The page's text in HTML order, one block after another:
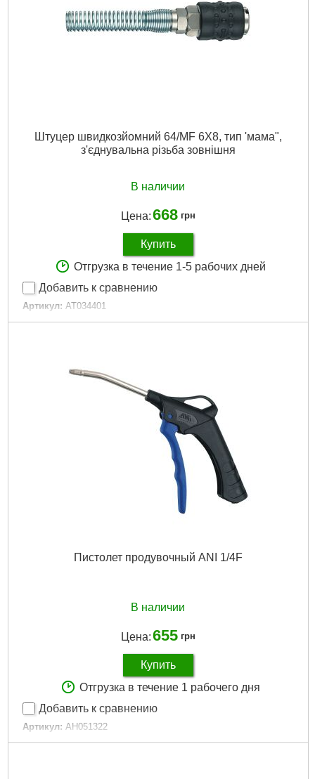
Штуцер швидкозйомний 64/MF 6X8, тип 'мама",
з'єднувальна різьба зовнішня
В наличии
Цена:668 грн
Купить
Отгрузка в течение 1-5 рабочих дней
Добавить к сравнению
Артикул: AT034401
Код товара: 23.66.12
Подробнее...
Пистолет продувочный ANI 1/4F
В наличии
Цена:655 грн
Купить
Отгрузка в течение 1 рабочего дня
Добавить к сравнению
Артикул: AH051322
Код товара: 23.65.54